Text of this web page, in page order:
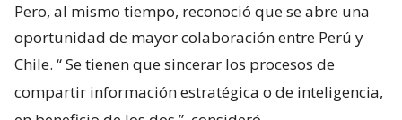
Pero, al mismo tiempo, reconoció que se abre una
oportunidad de mayor colaboración entre Perú y
Chile. “Se tienen que sincerar los procesos de
compartir información estratégica o de inteligencia,